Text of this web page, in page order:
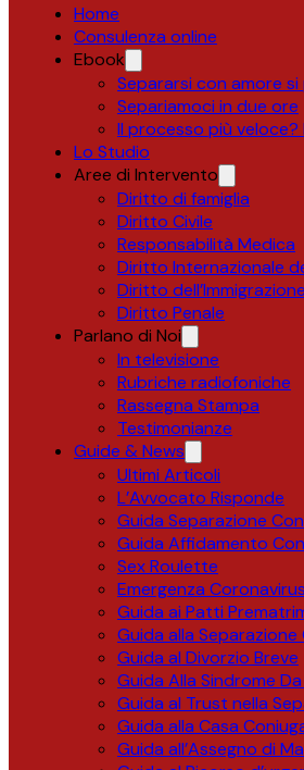
Home
Consulenza online
Ebook
Separarsi con amore si
Separiamoci in due ore
Il processo più
Lo Studio
Aree di Intervento
Diritto di famiglia
Diritto Civile
Responsabilità Medica
Diritto Internazionale
Diritto dell’Immigrazione
Diritto Penale
Parlano di Noi
In televisione
Rubriche radiofoniche
Rassegna Stampa
Testimonianze
Guide & News
Ultimi Articoli
L’Avvocato Risponde
Guida Separazione
Guida Affidamento
Sex Roulette
Emergenza
Guida ai Patti
Guida alla
Guida al Divorzio Breve
Guida Alla Sindrome
Guida al Trust nella
Guida alla Casa
Guida all’Assegno di